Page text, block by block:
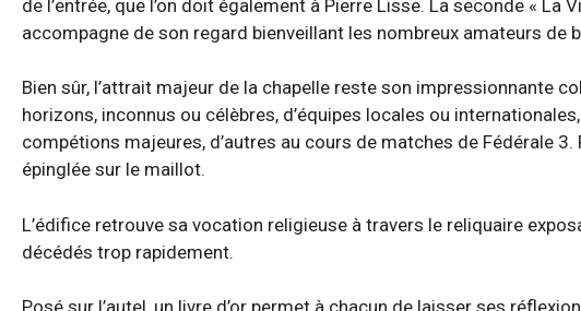
de l’entrée, que l’on doit également à Pierre Lisse. La seconde « La
accompagne de son regard bienveillant les nombreux amateurs de
Bien sûr, l’attrait majeur de la chapelle reste son impressionnante
horizons, inconnus ou célèbres, d’équipes locales ou
compétions majeures, d’autres au cours de matches de Fédérale
épinglée sur le maillot.
L’édifice retrouve sa vocation religieuse à travers le reliquaire
décédés trop rapidement.